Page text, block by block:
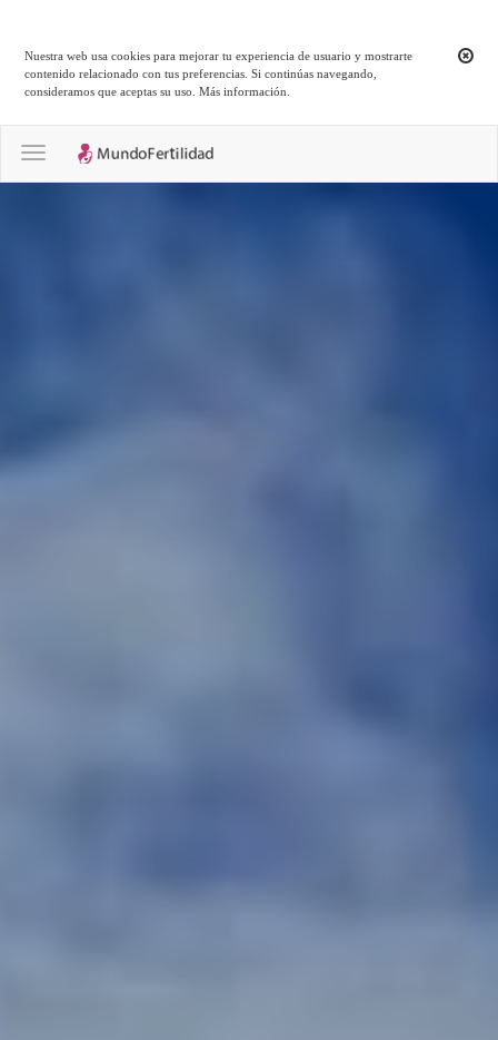
Nuestra web usa cookies para mejorar tu experiencia de usuario y mostrarte
contenido relacionado con tus preferencias. Si continúas navegando,
consideramos que aceptas su uso.Más información
Toggle navigation